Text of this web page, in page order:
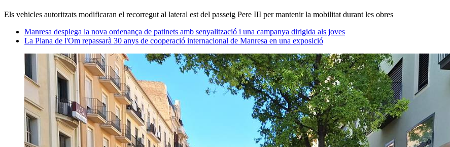
Els vehicles autoritzats modificaran el recorregut al lateral est del passeig Pere III per mantenir la mobilitat durant les obres
Manresa desplega la nova ordenança de patinets amb senyalització i una campanya dirigida als joves
La Plana de l'Om repassarà 30 anys de cooperació internacional de Manresa en una exposició